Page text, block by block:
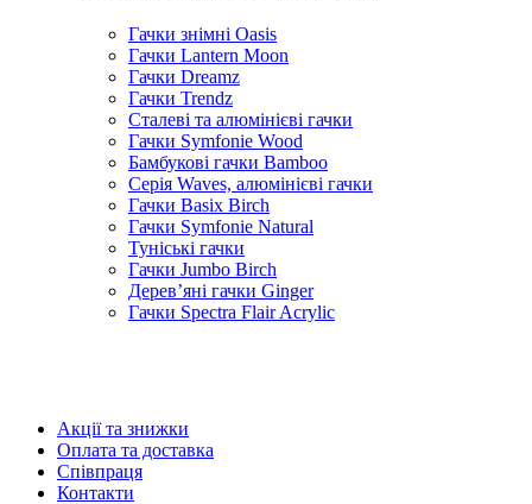
Гачки знімні Oasis
Гачки Lantern Moon
Гачки Dreamz
Гачки Trendz
Сталеві та алюмінієві гачки
Гачки Symfonie Wood
Бамбукові гачки Bamboo
Серія Waves, алюмінієві гачки
Гачки Basix Birch
Гачки Symfonie Natural
Туніські гачки
Гачки Jumbo Birch
Дерев’яні гачки Ginger
Гачки Spectra Flair Acrylic
Акції та знижки
Оплата та доставка
Співпраця
Контакти